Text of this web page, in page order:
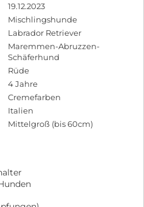
19.12.2023
Mischlingshunde
Labrador Retriever
Maremmen-Abruzzen-
Schäferhund
Rüde
4 Jahre
Cremefarben
Italien
Mittelgroß (bis 60cm)